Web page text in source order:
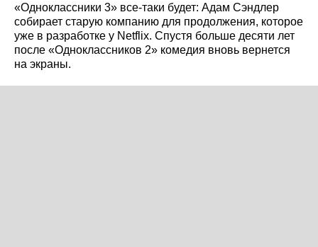
«Одноклассники 3» все‑таки будет: Адам Сэндлер
собирает старую компанию для продолжения, которое
уже в разработке у Netflix. Спустя больше десяти лет
после «Одноклассников 2» комедия вновь вернется
на экраны.